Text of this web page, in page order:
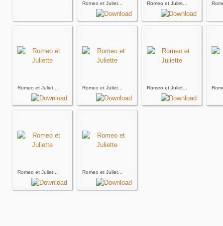
Romeo et Juliet... Romeo et Juliet...
Romeo et Juliet... Romeo et Juliet... Romeo et Juliet...
Romeo et Juliet... Romeo et Juliet...